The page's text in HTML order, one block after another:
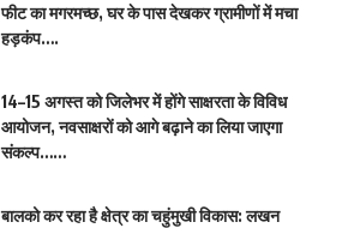
फीट का मगरमच्छ, घर के पास देखकर ग्रामीणों में मचा
हड़कंप….
14–15 अगस्त को जिलेभर में होंगे साक्षरता के विविध
आयोजन, नवसाक्षरों को आगे बढ़ाने का लिया जाएगा
संकल्प……
बालको कर रहा है क्षेत्र का चहुंमुखी विकास: लखन